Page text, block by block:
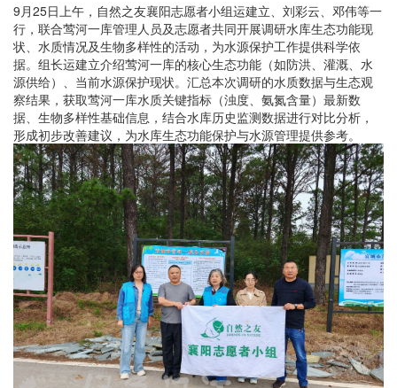
9月25日上午，自然之友襄阳志愿者小组运建立、刘彩云、邓伟等一
行，联合莺河一库管理人员及志愿者共同开展调研水库生态功能现
状、水质情况及生物多样性的活动，为水源保护工作提供科学依
据。组长运建立介绍莺河一库的核心生态功能（如防洪、灌溉、水
源供给）、当前水源保护现状。汇总本次调研的水质数据与生态观
察结果，获取莺河一库水质关键指标（浊度、氨氮含量）最新数
据、生物多样性基础信息，结合水库历史监测数据进行对比分析，
形成初步改善建议，为水库生态功能保护与水源管理提供参考。